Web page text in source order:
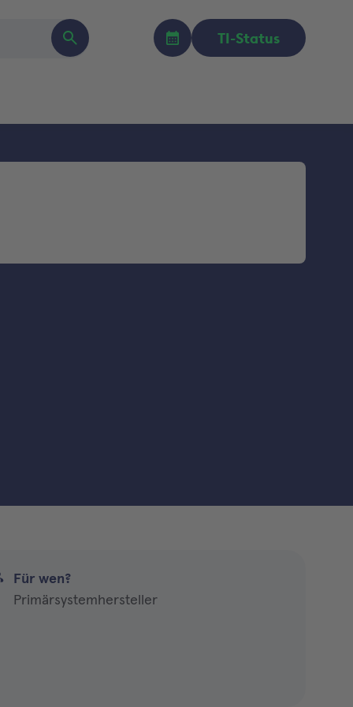
TI-Status
Für wen?
Primärsystemhersteller